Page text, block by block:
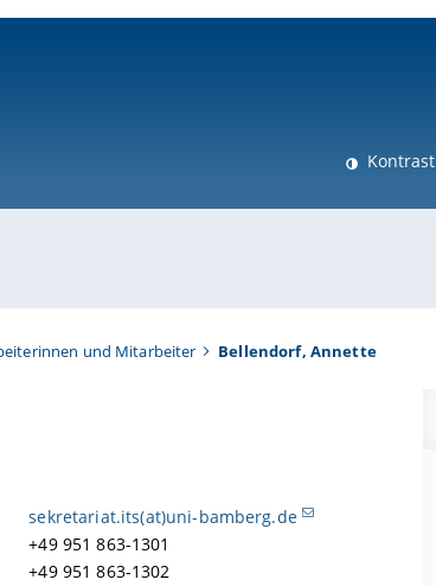
Kontrast
und Mitarbeiter Bellendorf, Annette
sekretariat.its(at)uni-bamberg.de
+49 951 863-1301
+49 951 863-1302